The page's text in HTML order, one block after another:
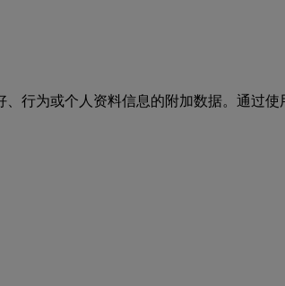
行为或个人资料信息的附加数据。通过